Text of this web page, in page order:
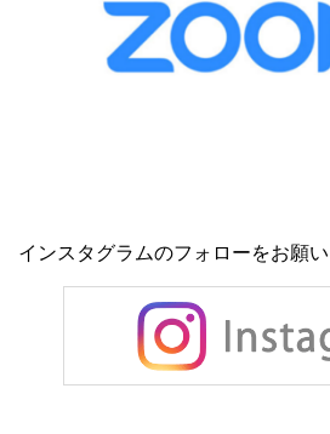
インスタグラムのフォローをお願